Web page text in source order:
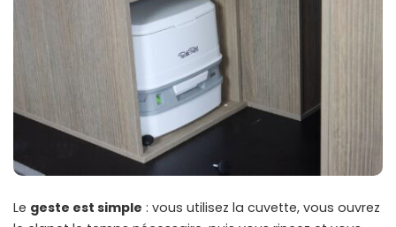
Le geste est simple : vous utilisez la cuvette, vous ouvrez